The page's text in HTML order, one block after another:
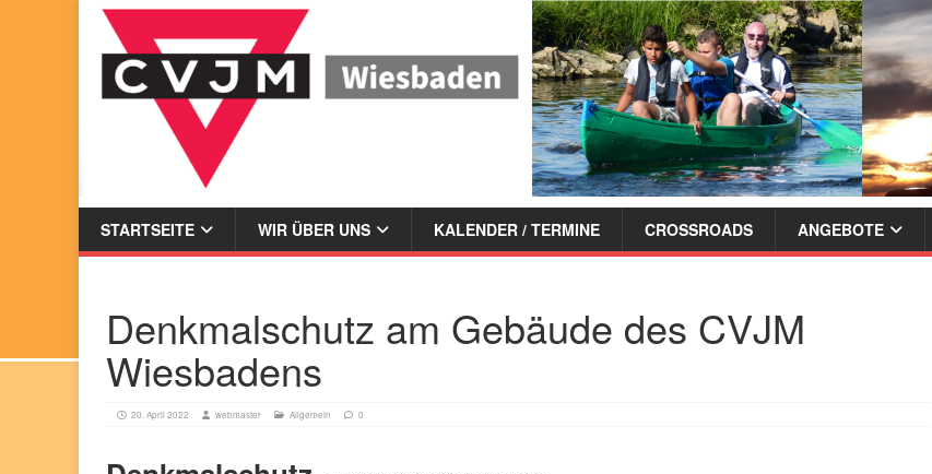
STARTSEITE WIR ÜBER UNS KALENDER / TERMINE CROSSROADS ANGEBOTE
Denkmalschutz am Gebäude des CVJM
Wiesbadens
20. April 2022 webmaster Allgemein 0